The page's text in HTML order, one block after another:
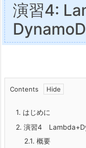
演習4:
Contents
1. はじめに
2. 演習4
2.1. 概要